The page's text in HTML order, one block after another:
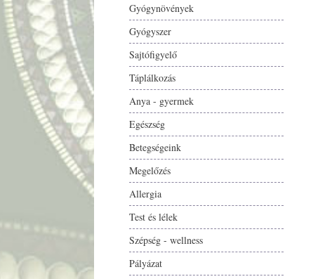
Gyógynövények
Gyógyszer
Sajtófigyelő
Táplálkozás
Anya - gyermek
Egészség
Betegségeink
Megelőzés
Allergia
Test és lélek
Szépség - wellness
Pályázat